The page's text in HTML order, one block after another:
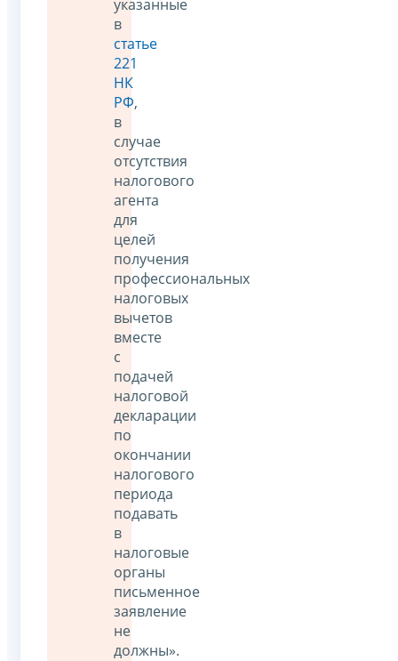
указанные
в
статье
221
НК
РФ,
в
случае
отсутствия
налогового
агента
для
целей
получения
профессиональных
налоговых
вычетов
вместе
с
подачей
налоговой
декларации
по
окончании
налогового
периода
подавать
в
налоговые
органы
письменное
заявление
не
должны».